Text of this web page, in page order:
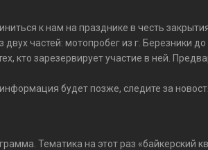
к нам на празднике в честь
частей: мотопробег из г. Березники
кто зарезервирует участие в ней.
будет позже, следите за
Тематика на этот раз «байкерский